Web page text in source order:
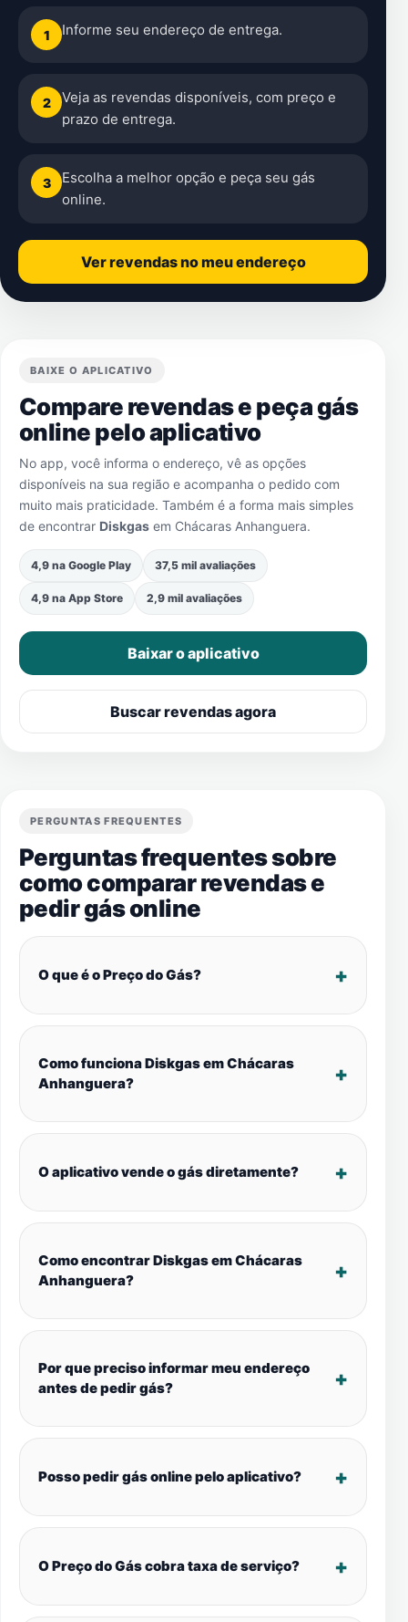
1 Informe seu endereço de entrega.
2
Veja as revendas disponíveis, com preço e
prazo de entrega.
3
Escolha a melhor opção e peça seu gás
online.
Ver revendas no meu endereço
BAIXE O APLICATIVO
Compare revendas e peça gás
online pelo aplicativo
No app, você informa o endereço, vê as opções
disponíveis na sua região e acompanha o pedido com
muito mais praticidade. Também é a forma mais simples
de encontrar Diskgas em Chácaras Anhanguera.
4,9 na Google Play 37,5 mil avaliações
4,9 na App Store 2,9 mil avaliações
Baixar o aplicativo
Buscar revendas agora
PERGUNTAS FREQUENTES
Perguntas frequentes sobre
como comparar revendas e
pedir gás online
O que é o Preço do Gás?
Como funciona Diskgas em Chácaras
Anhanguera?
O aplicativo vende o gás diretamente?
Como encontrar Diskgas em Chácaras
Anhanguera?
Por que preciso informar meu endereço
antes de pedir gás?
Posso pedir gás online pelo aplicativo?
O Preço do Gás cobra taxa de serviço?